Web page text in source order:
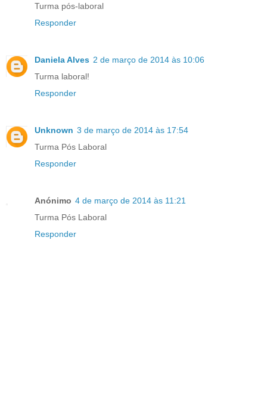
Turma pós-laboral
Responder
Daniela Alves 2 de março de 2014 às 10:06
Turma laboral!
Responder
Unknown 3 de março de 2014 às 17:54
Turma Pós Laboral
Responder
Anónimo 4 de março de 2014 às 11:21
Turma Pós Laboral
Responder